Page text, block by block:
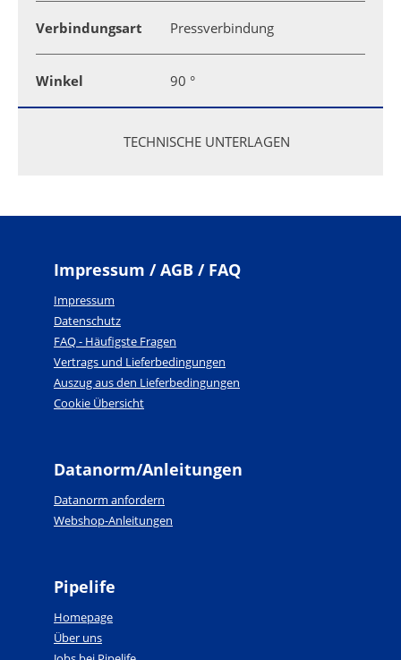
Verbindungsart Pressverbindung
Winkel 90 °
TECHNISCHE UNTERLAGEN
Impressum / AGB / FAQ
Impressum
Datenschutz
FAQ - Häufigste Fragen
Vertrags und Lieferbedingungen
Auszug aus den Lieferbedingungen
Cookie Übersicht
Datanorm/Anleitungen
Datanorm anfordern
Webshop-Anleitungen
Pipelife
Homepage
Über uns